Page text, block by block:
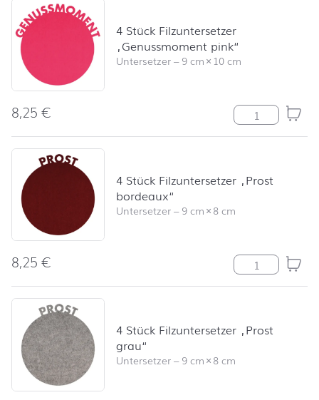
4 Stück Filzuntersetzer
„Genussmoment pink“
Untersetzer–9 cm× 10 cm
8,25€ 4 Stück
4 Stück Filzuntersetzer „Prost
bordeaux“
Untersetzer–9 cm×8 cm
8,25€ 4 Stück
4 Stück Filzuntersetzer „Prost
grau“
Untersetzer–9 cm×8 cm